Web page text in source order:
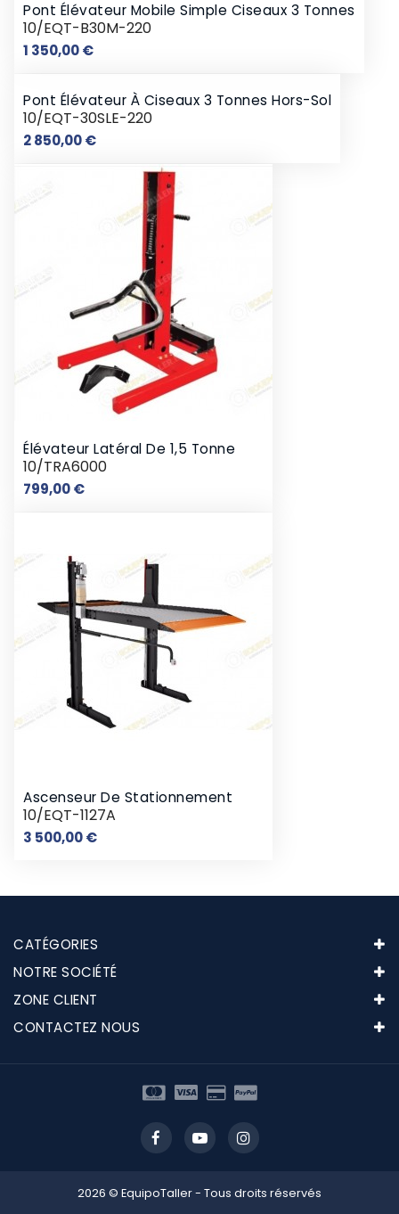
Pont Élévateur Mobile Simple Ciseaux 3 Tonnes
10/EQT-B30M-220
1 350,00 €Prix
Pont Élévateur À Ciseaux 3 Tonnes Hors-Sol
10/EQT-30SLE-220
2 850,00 €Prix
Élévateur Latéral De 1,5 Tonne
10/TRA6000
799,00 €Prix
Ascenseur De Stationnement
10/EQT-1127A
3 500,00 €Prix
CATÉGORIES
NOTRE SOCIÉTÉ
ZONE CLIENT
CONTACTEZ NOUS
2026 © EquipoTaller - Tous droits réservés